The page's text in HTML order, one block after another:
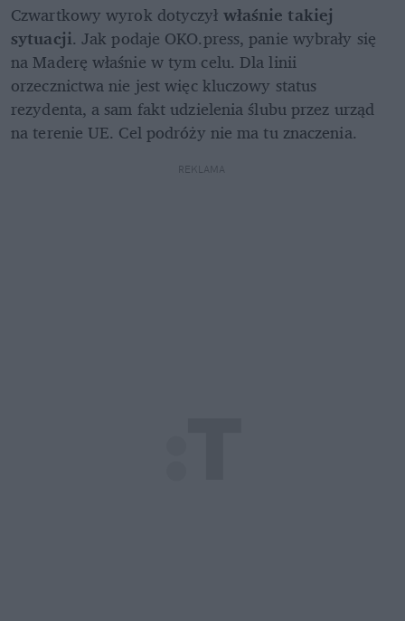
Czwartkowy wyrok dotyczył właśnie takiej
sytuacji. Jak podaje OKO.press, panie wybrały się
na Maderę właśnie w tym celu. Dla linii
orzecznictwa nie jest więc kluczowy status
rezydenta, a sam fakt udzielenia ślubu przez urząd
na terenie UE. Cel podróży nie ma tu znaczenia.
REKLAMA